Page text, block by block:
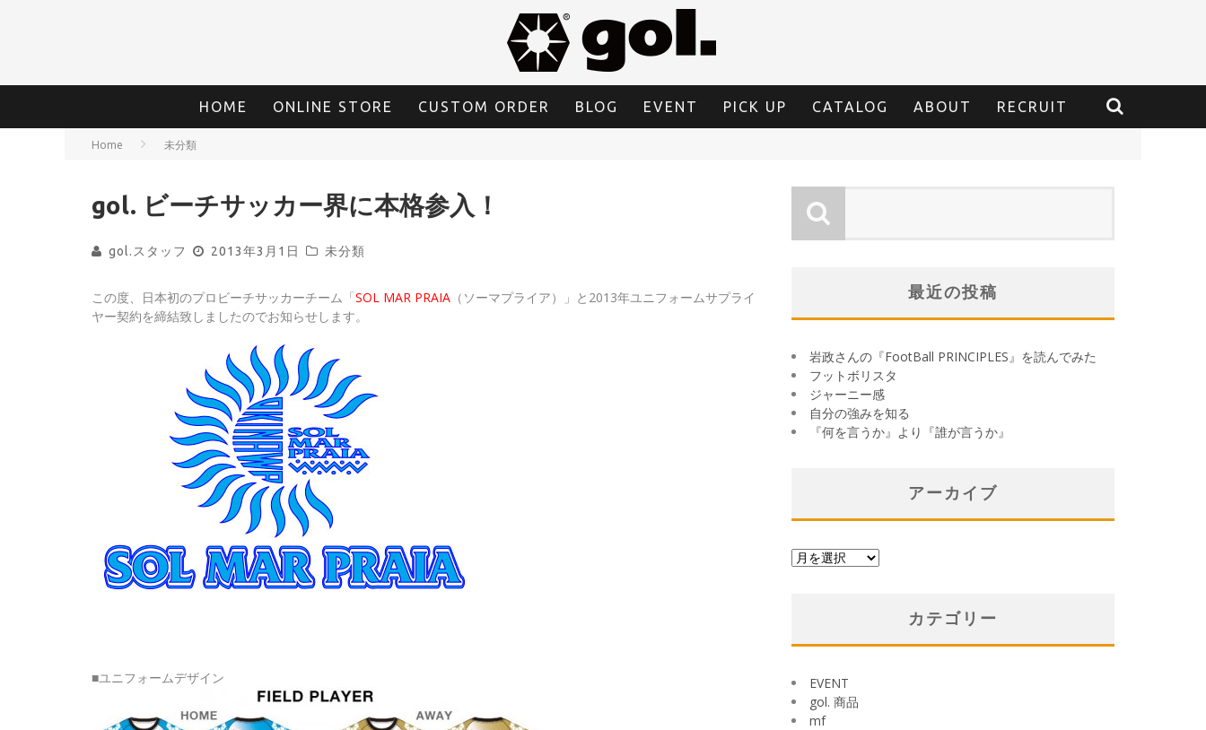
HOME ONLINE STORE CUSTOM ORDER BLOG EVENT PICK UP CATALOG ABOUT RECRUIT
Home 未分類
gol. ビーチサッカー界に本格参入！
gol.スタッフ 2013年3月1日 未分類
この度、日本初のプロビーチサッカーチーム「SOL MAR PRAIA （ソーマプライア）」と2013年ユニフォームサプライ
ヤー契約を締結致しましたのでお知らせします。
■ユニフォームデザイン
最近の投稿
岩政さんの『FootBall PRINCIPLES』を読んでみた
フットボリスタ
ジャーニー感
自分の強みを知る
『何を言うか』より『誰が言うか』
アーカイブ
ア
カテゴリー
EVENT
gol. 商品
mf